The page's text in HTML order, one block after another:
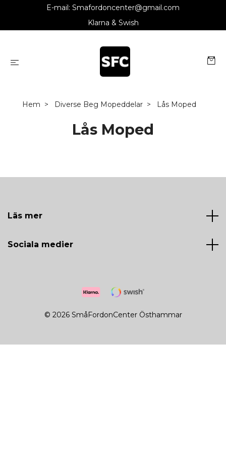
E-mail: Smafordoncenter@gmail.com
Klarna & Swish
Hem Diverse Beg Mopeddelar Lås Moped
Lås Moped
Läs mer
Sociala medier
© 2026 SmåFordonCenter Östhammar